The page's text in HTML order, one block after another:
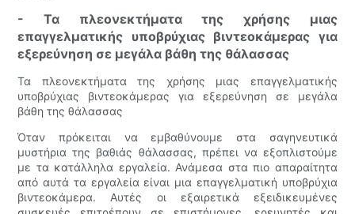
- Τα πλεονεκτήματα της χρήσης μιας
επαγγελματικής υποβρύχιας βιντεοκάμερας για
εξερεύνηση σε μεγάλα βάθη της θάλασσας
Τα πλεονεκτήματα της χρήσης μιας επαγγελματικής
υποβρύχιας βιντεοκάμερας για εξερεύνηση σε μεγάλα
βάθη της θάλασσας
Όταν πρόκειται να εμβαθύνουμε στα σαγηνευτικά
μυστήρια της βαθιάς θάλασσας, πρέπει να εξοπλιστούμε
με τα κατάλληλα εργαλεία. Ανάμεσα στα πιο απαραίτητα
από αυτά τα εργαλεία είναι μια επαγγελματική υποβρύχια
βιντεοκάμερα. Αυτές οι εξαιρετικά εξειδικευμένες